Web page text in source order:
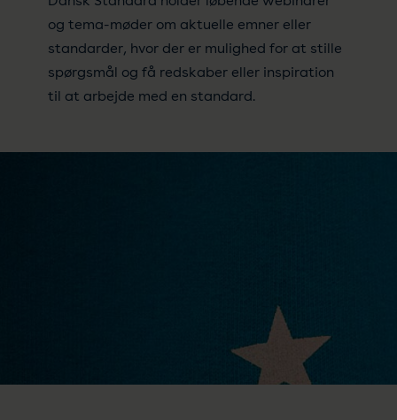
og tema-møder om aktuelle emner eller
standarder, hvor der er mulighed for at stille
spørgsmål og få redskaber eller inspiration
til at arbejde med en standard.